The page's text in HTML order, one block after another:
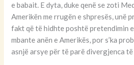
e babait. E dyta, duke qenë se zoti
Amerikën me rrugën e shpresës, unë
fakt që të hidhte poshtë pretendimin
mbante anën e Amerikës, por s’ka
asnjë arsye për të parë divergjenca të